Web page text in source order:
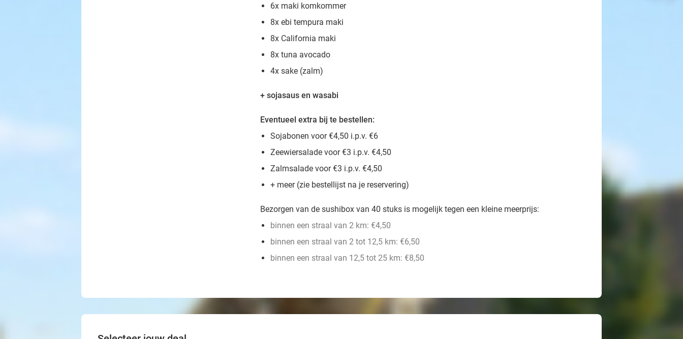
6x maki komkommer
8x ebi tempura maki
8x California maki
8x tuna avocado
4x sake (zalm)
+ sojasaus en wasabi
Eventueel extra bij te bestellen:
Sojabonen voor €4,50 i.p.v. €6
Zeewiersalade voor €3 i.p.v. €4,50
Zalmsalade voor €3 i.p.v. €4,50
+ meer (zie bestellijst na je reservering)
Bezorgen van de sushibox van 40 stuks is mogelijk tegen een kleine meerprijs:
binnen een straal van 2 km: €4,50
binnen een straal van 2 tot 12,5 km: €6,50
binnen een straal van 12,5 tot 25 km: €8,50